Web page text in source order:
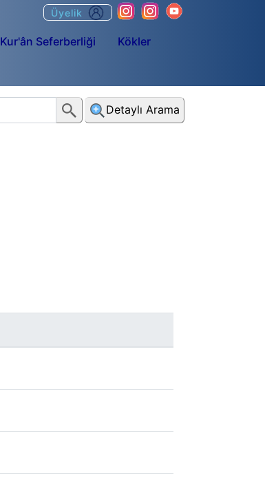
Kur'ân Seferberliği Kökler
Üyelik
Detaylı Arama